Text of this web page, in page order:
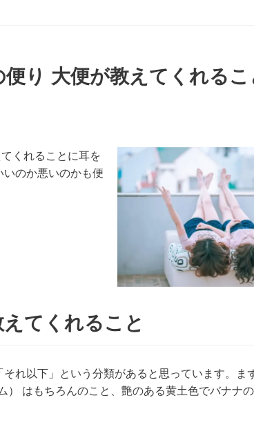
り 大便が教えてくれる
くれることに耳を
のか悪いのかも便
てくれること
れ以下」という分類があると思っています。ま
） はもちろんのこと、艶のある黄土色でバナナ